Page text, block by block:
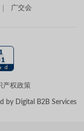
广交会
产权政策
by Digital B2B Services